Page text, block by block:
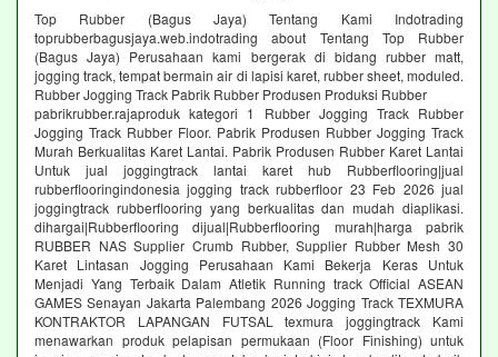
Top Rubber (Bagus Jaya) Tentang Kami Indotrading
toprubberbagusjaya.web.indotrading about Tentang Top Rubber
(Bagus Jaya) Perusahaan kami bergerak di bidang rubber matt,
jogging track, tempat bermain air di lapisi karet, rubber sheet, moduled.
Rubber Jogging Track Pabrik Rubber Produsen Produksi Rubber
pabrikrubber.rajaproduk kategori 1 Rubber Jogging Track Rubber
Jogging Track Rubber Floor. Pabrik Produsen Rubber Jogging Track
Murah Berkualitas Karet Lantai. Pabrik Produsen Rubber Karet Lantai
Untuk jual joggingtrack lantai karet hub Rubberflooring|jual
rubberflooringindonesia jogging track rubberfloor 23 Feb 2026 jual
joggingtrack rubberflooring yang berkualitas dan mudah diaplikasi.
dihargai|Rubberflooring dijual|Rubberflooring murah|harga pabrik
RUBBER NAS Supplier Crumb Rubber, Supplier Rubber Mesh 30
Karet Lintasan Jogging Perusahaan Kami Bekerja Keras Untuk
Menjadi Yang Terbaik Dalam Atletik Running track Official ASEAN
GAMES Senayan Jakarta Palembang 2026 Jogging Track TEXMURA
KONTRAKTOR LAPANGAN FUTSAL texmura joggingtrack Kami
menawarkan produk pelapisan permukaan (Floor Finishing) untuk